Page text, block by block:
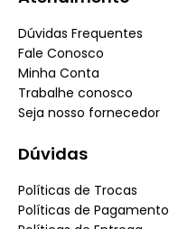
Dúvidas Frequentes
Fale Conosco
Minha Conta
Trabalhe conosco
Seja nosso fornecedor
Dúvidas
Políticas de Trocas
Políticas de Pagamento